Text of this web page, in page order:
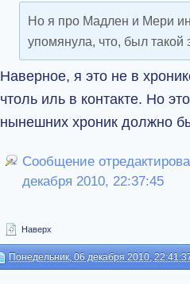
Но я про Мадлен и Мери
упомянула, что, был такой
Наверное, я это не в
чтоль иль в контакте. Но
нынешних хроник должно
Сообщение
декабря 2010, 22:37:45
Наверх
Понедельник, 06 декабря 2010,